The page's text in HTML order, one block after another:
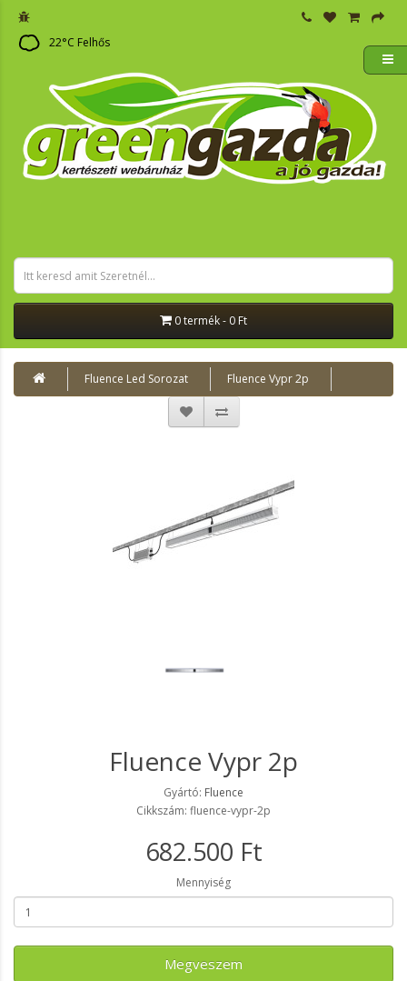
22°C Felhős
0 termék - 0 Ft
Fluence Led Sorozat Fluence Vypr 2p
Fluence Vypr 2p
Gyártó: Fluence
Cikkszám: fluence-vypr-2p
682.500 Ft
Mennyiség
Megveszem